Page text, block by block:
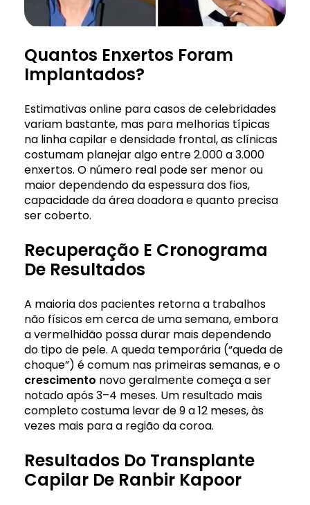
Quantos Enxertos Foram
Implantados?
Estimativas online para casos de celebridades
variam bastante, mas para melhorias típicas
na linha capilar e densidade frontal, as clínicas
costumam planejar algo entre 2.000 a 3.000
enxertos. O número real pode ser menor ou
maior dependendo da espessura dos fios,
capacidade da área doadora e quanto precisa
ser coberto.
Recuperação E Cronograma
De Resultados
A maioria dos pacientes retorna a trabalhos
não físicos em cerca de uma semana, embora
a vermelhidão possa durar mais dependendo
do tipo de pele. A queda temporária (“queda de
choque”) é comum nas primeiras semanas, e o
crescimento novo geralmente começa a ser
notado após 3–4 meses. Um resultado mais
completo costuma levar de 9 a 12 meses, às
vezes mais para a região da coroa.
Resultados Do Transplante
Capilar De Ranbir Kapoor